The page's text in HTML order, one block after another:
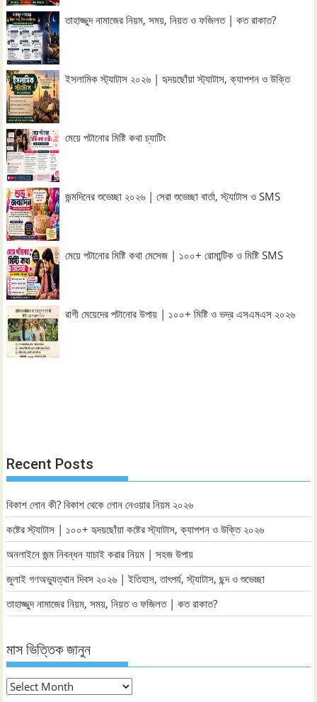
তাহাজ্জুদ নামাজের নিয়ম, সময়, নিয়ত ও ফজিলত | কত রাকাত?
ইসলামিক স্ট্যাটাস ২০২৬ | হৃদয়ছোঁয়া স্ট্যাটাস, ক্যাপশন ও উক্তি
মেয়ে পটানোর মিষ্টি কথা চ্যাটিং
জন্মদিনের শুভেচ্ছা ২০২৬ | সেরা শুভেচ্ছা বার্তা, স্ট্যাটাস ও SMS
মেয়ে পটানোর মিষ্টি কথা মেসেজ | ১০০+ রোমান্টিক ও মিষ্টি SMS
রাগী মেয়েদের পটানোর উপায় | ১০০+ মিষ্টি ও ভদ্র এসএমএস ২০২৬
Recent Posts
বিকাশ লোন কী? বিকাশ থেকে লোন নেওয়ার নিয়ম ২০২৬
কষ্টের স্ট্যাটাস | ১০০+ হৃদয়ছোঁয়া কষ্টের স্ট্যাটাস, ক্যাপশন ও উক্তি ২০২৬
অনলাইনে জন্ম নিবন্ধন যাচাই করার নিয়ম | সহজ উপায়
জুলাই গণঅভ্যুত্থান দিবস ২০২৬ | ইতিহাস, তাৎপর্য, স্ট্যাটাস, ছন্দ ও শুভেচ্ছা
তাহাজ্জুদ নামাজের নিয়ম, সময়, নিয়ত ও ফজিলত | কত রাকাত?
মাস ভিত্তিক জানুন
মাস